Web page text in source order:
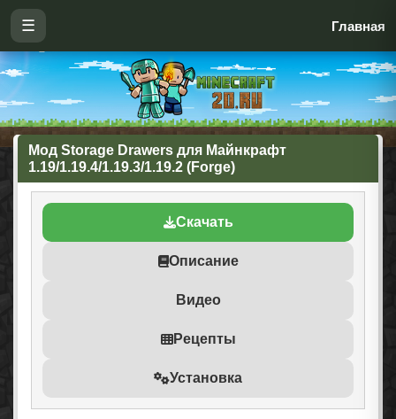
☰ Главная
Мод Storage Drawers для Майнкрафт
1.19/1.19.4/1.19.3/1.19.2 (Forge)
Скачать
Описание
Видео
Рецепты
Установка